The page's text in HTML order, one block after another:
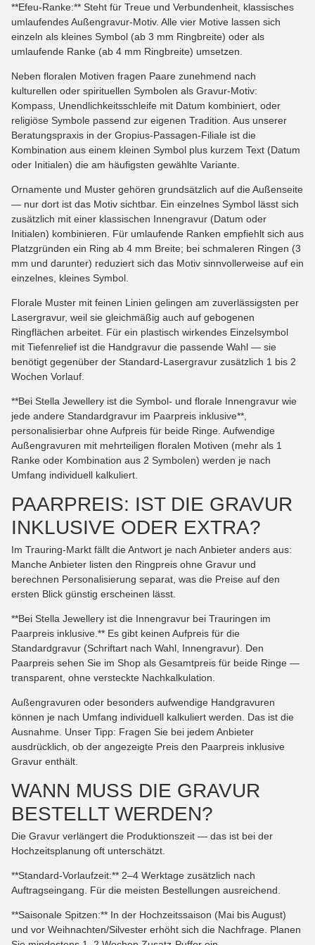
**Efeu-Ranke:** Steht für Treue und Verbundenheit, klassisches
umlaufendes Außengravur-Motiv. Alle vier Motive lassen sich
einzeln als kleines Symbol (ab 3 mm Ringbreite) oder als
umlaufende Ranke (ab 4 mm Ringbreite) umsetzen.
Neben floralen Motiven fragen Paare zunehmend nach
kulturellen oder spirituellen Symbolen als Gravur-Motiv:
Kompass, Unendlichkeitsschleife mit Datum kombiniert, oder
religiöse Symbole passend zur eigenen Tradition. Aus unserer
Beratungspraxis in der Gropius-Passagen-Filiale ist die
Kombination aus einem kleinen Symbol plus kurzem Text (Datum
oder Initialen) die am häufigsten gewählte Variante.
Ornamente und Muster gehören grundsätzlich auf die Außenseite
— nur dort ist das Motiv sichtbar. Ein einzelnes Symbol lässt sich
zusätzlich mit einer klassischen Innengravur (Datum oder
Initialen) kombinieren. Für umlaufende Ranken empfiehlt sich aus
Platzgründen ein Ring ab 4 mm Breite; bei schmaleren Ringen (3
mm und darunter) reduziert sich das Motiv sinnvollerweise auf ein
einzelnes, kleines Symbol.
Florale Muster mit feinen Linien gelingen am zuverlässigsten per
Lasergravur, weil sie gleichmäßig auch auf gebogenen
Ringflächen arbeitet. Für ein plastisch wirkendes Einzelsymbol
mit Tiefenrelief ist die Handgravur die passende Wahl — sie
benötigt gegenüber der Standard-Lasergravur zusätzlich 1 bis 2
Wochen Vorlauf.
**Bei Stella Jewellery ist die Symbol- und florale Innengravur wie
jede andere Standardgravur im Paarpreis inklusive**,
personalisierbar ohne Aufpreis für beide Ringe. Aufwendige
Außengravuren mit mehrteiligen floralen Motiven (mehr als 1
Ranke oder Kombination aus 2 Symbolen) werden je nach
Umfang individuell kalkuliert.
PAARPREIS: IST DIE GRAVUR
INKLUSIVE ODER EXTRA?
Im Trauring-Markt fällt die Antwort je nach Anbieter anders aus:
Manche Anbieter listen den Ringpreis ohne Gravur und
berechnen Personalisierung separat, was die Preise auf den
ersten Blick günstig erscheinen lässt.
**Bei Stella Jewellery ist die Innengravur bei Trauringen im
Paarpreis inklusive.** Es gibt keinen Aufpreis für die
Standardgravur (Schriftart nach Wahl, Innengravur). Den
Paarpreis sehen Sie im Shop als Gesamtpreis für beide Ringe —
transparent, ohne versteckte Nachkalkulation.
Außengravuren oder besonders aufwendige Handgravuren
können je nach Umfang individuell kalkuliert werden. Das ist die
Ausnahme. Unser Tipp: Fragen Sie bei jedem Anbieter
ausdrücklich, ob der angezeigte Preis den Paarpreis inklusive
Gravur enthält.
WANN MUSS DIE GRAVUR
BESTELLT WERDEN?
Die Gravur verlängert die Produktionszeit — das ist bei der
Hochzeitsplanung oft unterschätzt.
**Standard-Vorlaufzeit:** 2–4 Werktage zusätzlich nach
Auftragseingang. Für die meisten Bestellungen ausreichend.
**Saisonale Spitzen:** In der Hochzeitssaison (Mai bis August)
und vor Weihnachten/Silvester erhöht sich die Nachfrage. Planen